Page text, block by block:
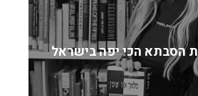
הסבתא הכי יפה בישראל